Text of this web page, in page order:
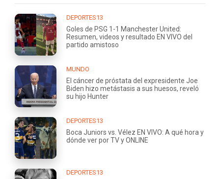
DEPORTES13
Goles de PSG 1-1 Manchester United:
Resumen, videos y resultado EN VIVO del
partido amistoso
MUNDO
El cáncer de próstata del expresidente Joe
Biden hizo metástasis a sus huesos, reveló
su hijo Hunter
DEPORTES13
Boca Juniors vs. Vélez EN VIVO: A qué hora y
dónde ver por TV y ONLINE
DEPORTES13